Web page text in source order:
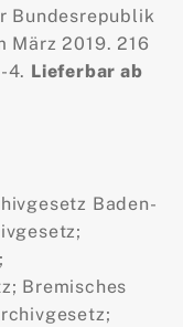
Bundesrepublik
März 2019. 216
4. Lieferbar ab
Baden-
Bremisches